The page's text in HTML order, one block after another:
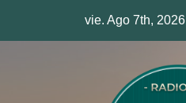
vie. Ago 7th, 2026